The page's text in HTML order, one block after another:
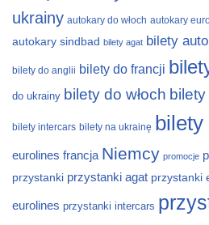
ukrainy autokary do włoch autokary
autokary sindbad bilety agat bilety
bilety do anglii bilety do francji
do ukrainy bilety do włoch
bilety intercars bilety na ukrainę bilety
eurolines francja Niemcy promocje
przystanki przystanki agat przystanki
eurolines przystanki intercars